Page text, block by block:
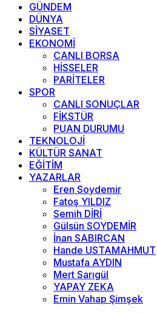
GÜNDEM
DÜNYA
SİYASET
EKONOMİ
CANLI BORSA
HİSSELER
PARİTELER
SPOR
CANLI SONUÇLAR
FİKSTÜR
PUAN DURUMU
TEKNOLOJİ
KÜLTÜR SANAT
EĞİTİM
YAZARLAR
Eren Soydemir
Fatoş YILDIZ
Semih DİRİ
Gülsün SOYDEMİR
İnan SABIRCAN
Hande USTAMAHMUT
Mustafa AYDIN
Mert Sarıgül
YAPAY ZEKA
Emin Vahap Şimşek